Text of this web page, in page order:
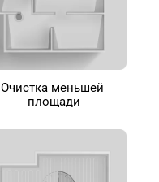
Очистка меньшей
площади